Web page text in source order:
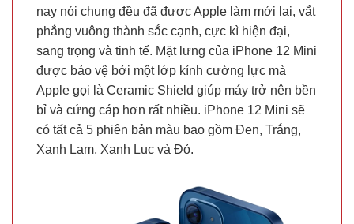
nay nói chung đều đã được Apple làm mới lại, vắt
phẳng vuông thành sắc cạnh, cực kì hiện đại,
sang trọng và tinh tế. Mặt lưng của iPhone 12 Mini
được bảo vệ bởi một lớp kính cường lực mà
Apple gọi là Ceramic Shield giúp máy trở nên bền
bỉ và cứng cáp hơn rất nhiều. iPhone 12 Mini sẽ
có tất cả 5 phiên bản màu bao gồm Đen, Trắng,
Xanh Lam, Xanh Lục và Đỏ.